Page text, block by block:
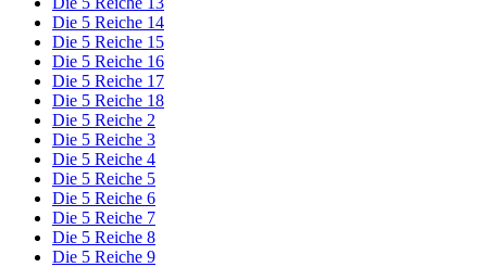
Die 5 Reiche 14
Die 5 Reiche 15
Die 5 Reiche 16
Die 5 Reiche 17
Die 5 Reiche 18
Die 5 Reiche 2
Die 5 Reiche 3
Die 5 Reiche 4
Die 5 Reiche 5
Die 5 Reiche 6
Die 5 Reiche 7
Die 5 Reiche 8
Die 5 Reiche 9